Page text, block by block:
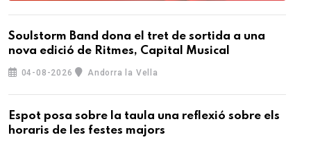
Soulstorm Band dona el tret de sortida a una
nova edició de Ritmes, Capital Musical
04-08-2026 Andorra la Vella
Espot posa sobre la taula una reflexió sobre els
horaris de les festes majors